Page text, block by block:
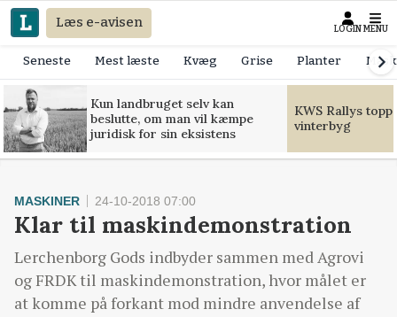
Læs e-avisen LOGIN MENU
Seneste Mest læste Kvæg Grise Planter
Kun landbruget selv kan
beslutte, om man vil kæmpe
juridisk for sin eksistens
KWS Rallys
vinterbyg
MASKINER 24-10-2018 07:00
Klar til maskindemonstration
Lerchenborg Gods indbyder sammen med Agrovi
og FRDK til maskindemonstration, hvor målet er
at komme på forkant mod mindre anvendelse af